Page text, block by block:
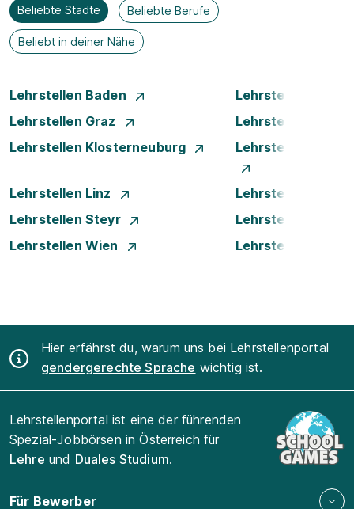
Beliebte Städte Beliebte Berufe
Beliebt in deiner Nähe
Lehrstellen Baden
Lehrstellen
Lehrstellen Graz
Lehrstellen
Lehrstellen Klosterneuburg
Lehrstellen
Lehrstellen Linz
Lehrstellen
Lehrstellen Steyr
Lehrstellen Traun
Lehrstellen Wien
Lehrstellen
Hier erfährst du, warum uns bei Lehrstellenportal
gendergerechte Sprache wichtig ist.
Lehrstellenportal ist eine der führenden
Spezial-Jobbörsen in Österreich für
Lehre und Duales Studium.
Für Bewerber